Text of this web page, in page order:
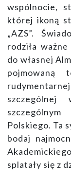
wspólnocie,
której ikoną
„AZS”.
rodziła
do własnej
pojmowaną
Polskiego. Ta
bodaj
splatały się z